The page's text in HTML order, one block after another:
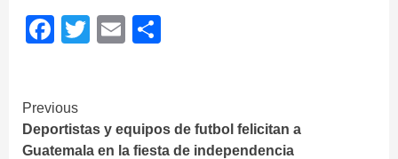
Facebook
Twitter
Email
Continue
Reading
Previous
Deportistas y equipos de futbol felicitan a
Guatemala en la fiesta de independencia